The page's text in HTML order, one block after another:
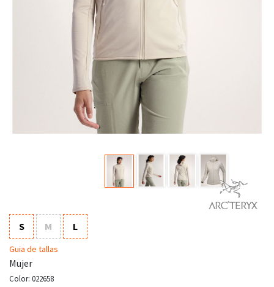
S M L
Guia de tallas
Mujer
Color: 022658